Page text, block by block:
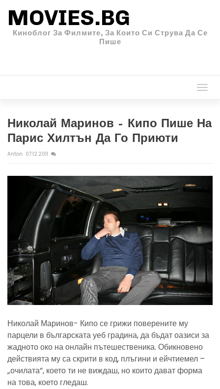
MOVIES.BG
Киноблог За Филмите, За Които Си Струва Да Се
Пише
Николай Маринов – Кипо Пише На
Парис Хилтън Да Го Приюти
Anton 07.12.2011
Николай Маринов- Кипо се грижи поверените му
парцели в българската уеб градина, да бъдат оазиси за
жадното око на онлайн пътешественика. Обикновено
действията му са скрити в код, плъгини и ейчтиемел –
„очилата”, което ти не виждаш, но които дават форма
на това, което гледаш.